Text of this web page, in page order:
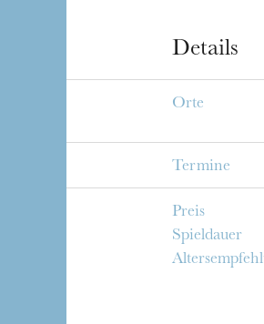
Details
Orte
Termine
Preis
Spieldauer